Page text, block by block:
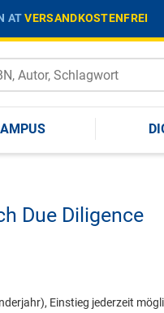
ATVERSANDKOSTENFREI
Due Diligence
Einstieg jederzeit